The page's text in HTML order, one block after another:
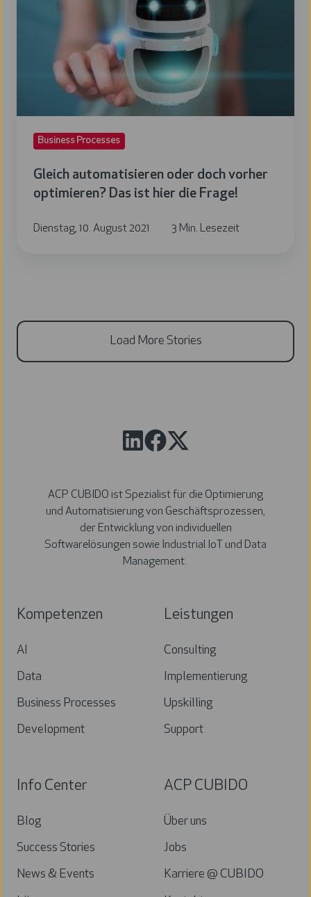
optimieren?
Business Processes
Gleich automatisieren oder doch vorher
optimieren? Das ist hier die Frage!
Dienstag, 10. August 2021 3 Min. Lesezeit
Load More Stories
ACP CUBIDO ist Spezialist für die Optimierung
und Automatisierung von Geschäftsprozessen,
der Entwicklung von individuellen
Softwarelösungen sowie Industrial IoT und Data
Management.
Kompetenzen
AI
Data
Business Processes
Development
Leistungen
Consulting
Implementierung
Upskilling
Support
Info Center
Blog
Success Stories
News & Events
ACP CUBIDO
Über uns
Jobs
Karriere @ CUBIDO